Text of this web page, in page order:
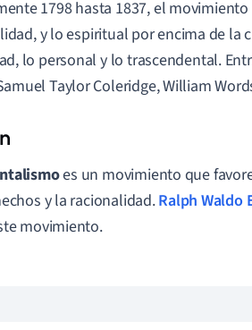
1798 hasta 1837, el
y lo espiritual por encima de la
lo personal y lo trascendental.
Taylor Coleridge, William
es un movimiento que
y la racionalidad.Ralph Waldo
movimiento.